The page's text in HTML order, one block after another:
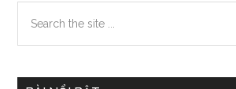
Primary
Sidebar
the